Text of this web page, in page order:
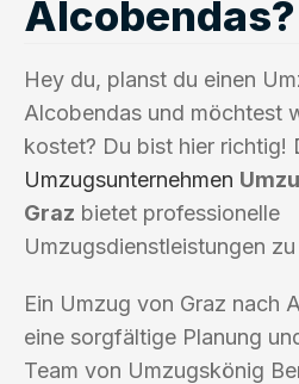
Alcobendas?
Hey du, planst du einen
Alcobendas und möchtest
kostet? Du bist hier richtig!
Umzugsunternehmen
Graz bietet professionelle
Umzugsdienstleistungen
Ein Umzug von Graz nach
eine sorgfältige Planung
Team von Umzugskönig